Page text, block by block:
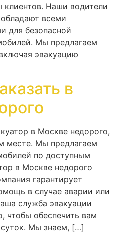
клиентов. Наши водители
всеми
для безопасной
Мы предлагаем
эвакуацию
в
в Москве недорого,
месте. Мы предлагаем
по доступным
в Москве недорого
гарантирует
в случае аварии или
служба эвакуации
чтобы обеспечить вам
Мы знаем, […]